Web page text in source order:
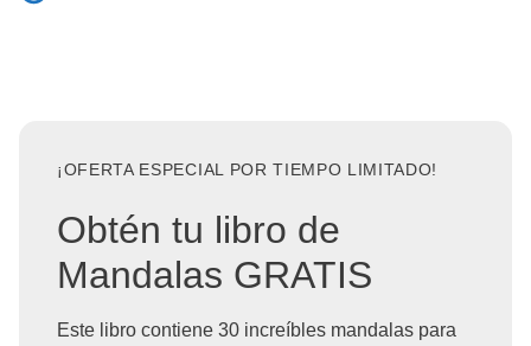
¡OFERTA ESPECIAL POR TIEMPO LIMITADO!
Obtén tu libro de
Mandalas GRATIS
Este libro contiene 30 increíbles mandalas para